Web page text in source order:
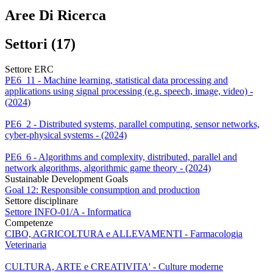
Aree Di Ricerca
Settori (17)
Settore ERC
PE6_11 - Machine learning, statistical data processing and
applications using signal processing (e.g. speech, image, video) -
(2024)
PE6_2 - Distributed systems, parallel computing, sensor networks,
cyber-physical systems - (2024)
PE6_6 - Algorithms and complexity, distributed, parallel and
network algorithms, algorithmic game theory - (2024)
Sustainable Development Goals
Goal 12: Responsible consumption and production
Settore disciplinare
Settore INFO-01/A - Informatica
Competenze
CIBO, AGRICOLTURA e ALLEVAMENTI - Farmacologia
Veterinaria
CULTURA, ARTE e CREATIVITA' - Culture moderne